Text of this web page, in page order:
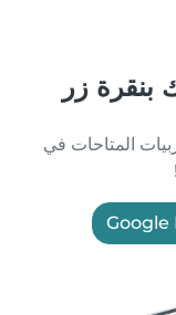
بنقرة زر
المتاحات في